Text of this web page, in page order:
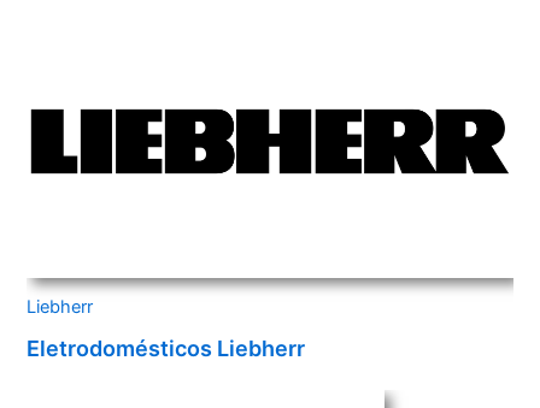
Liebherr
Eletrodomésticos Liebherr